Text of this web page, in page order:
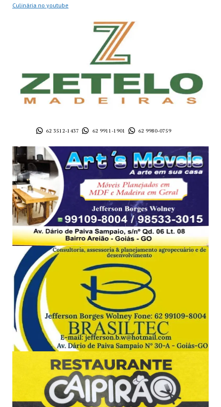
Culinária no youtube
62 3512-1437 62 9911-1901 62 9980-0759